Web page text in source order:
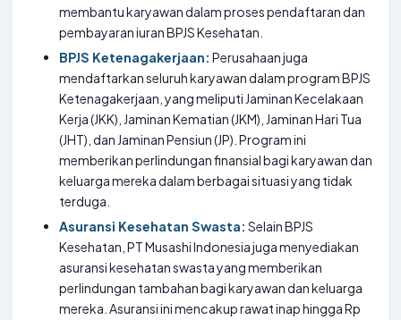
membantu karyawan dalam proses pendaftaran dan
pembayaran iuran BPJS Kesehatan.
BPJS Ketenagakerjaan: Perusahaan juga
mendaftarkan seluruh karyawan dalam program BPJS
Ketenagakerjaan, yang meliputi Jaminan Kecelakaan
Kerja (JKK), Jaminan Kematian (JKM), Jaminan Hari Tua
(JHT), dan Jaminan Pensiun (JP). Program ini
memberikan perlindungan finansial bagi karyawan dan
keluarga mereka dalam berbagai situasi yang tidak
terduga.
Asuransi Kesehatan Swasta: Selain BPJS
Kesehatan, PT Musashi Indonesia juga menyediakan
asuransi kesehatan swasta yang memberikan
perlindungan tambahan bagi karyawan dan keluarga
mereka. Asuransi ini mencakup rawat inap hingga Rp